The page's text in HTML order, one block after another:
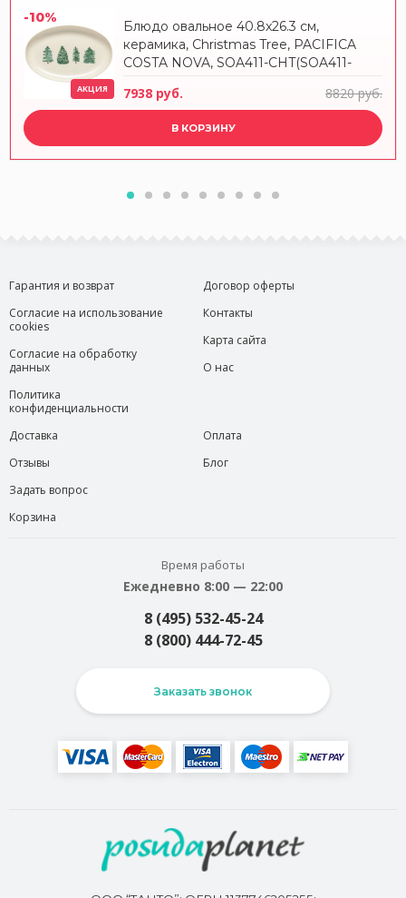
-10%
АКЦИЯ
Блюдо овальное 40.8x26.3 см,
керамика, Christmas Tree, PACIFICA
COSTA NOVA, SOA411-CHT(SOA411-
7938 руб. 8820 руб.
В КОРЗИНУ
Гарантия и возврат
Согласие на использование
cookies
Согласие на обработку
данных
Политика
конфиденциальности
Договор оферты
Контакты
Карта сайта
О нас
Доставка
Отзывы
Задать вопрос
Корзина
Оплата
Блог
Время работы
Ежедневно 8:00 — 22:00
8 (495) 532-45-24
8 (800) 444-72-45
Заказать звонок